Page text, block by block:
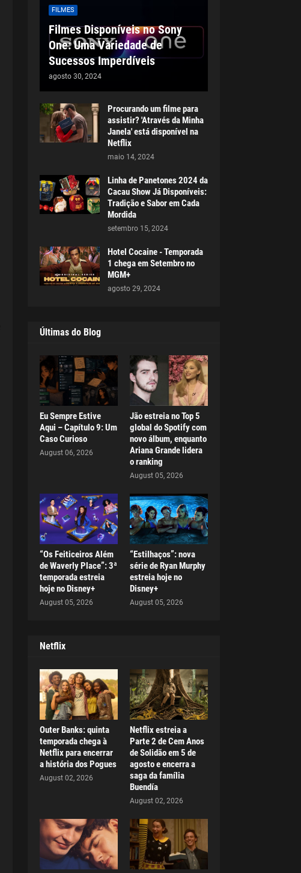
FILMES
Filmes Disponíveis no Sony
One: Uma Variedade de
Sucessos Imperdíveis
agosto 30, 2024
Procurando um filme para
assistir? 'Através da Minha
Janela' está disponível na
Netflix
maio 14, 2024
Linha de Panetones 2024 da
Cacau Show Já Disponíveis:
Tradição e Sabor em Cada
Mordida
setembro 15, 2024
Hotel Cocaine - Temporada
1 chega em Setembro no
MGM+
agosto 29, 2024
Últimas do Blog
Eu Sempre Estive
Aqui – Capítulo 9: Um
Caso Curioso
August 06, 2026
Jão estreia no Top 5
global do Spotify com
novo álbum, enquanto
Ariana Grande lidera
o ranking
August 05, 2026
“Os Feiticeiros Além
de Waverly Place”: 3ª
temporada estreia
hoje no Disney+
August 05, 2026
“Estilhaços”: nova
série de Ryan Murphy
estreia hoje no
Disney+
August 05, 2026
Netflix
Outer Banks: quinta
temporada chega à
Netflix para encerrar
a história dos Pogues
August 02, 2026
Netflix estreia a
Parte 2 de Cem Anos
de Solidão em 5 de
agosto e encerra a
saga da família
Buendía
August 02, 2026